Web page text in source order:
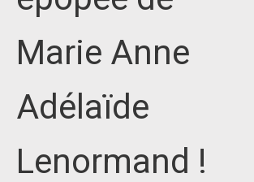
Marie Anne
Adélaïde
Lenormand !